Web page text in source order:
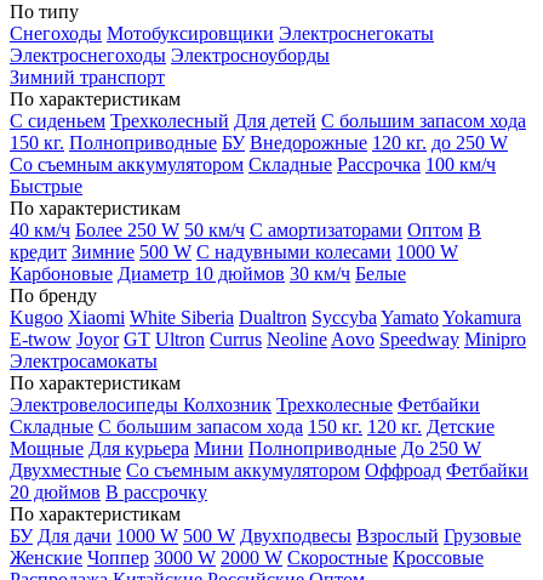
По типу
Снегоходы Мотобуксировщики Электроснегокаты
Электроснегоходы Электросноуборды
Зимний транспорт
По характеристикам
С сиденьем Трехколесный Для детей С большим запасом хода
150 кг. Полноприводные БУ Внедорожные 120 кг. до 250 W
Со съемным аккумулятором Складные Рассрочка 100 км/ч
Быстрые
По характеристикам
40 км/ч Более 250 W 50 км/ч С амортизаторами Оптом В
кредит Зимние 500 W С надувными колесами 1000 W
Карбоновые Диаметр 10 дюймов 30 км/ч Белые
По бренду
Kugoo Xiaomi White Siberia Dualtron Syccyba YamatoYokamura
E-twow Joyor GT Ultron Currus Neoline Aovo Speedway Minipro
Электросамокаты
По характеристикам
Электровелосипеды Колхозник Трехколесные Фетбайки
Складные С большим запасом хода 150 кг. 120 кг. Детские
Мощные Для курьера Мини Полноприводные До 250 W
Двухместные Со съемным аккумулятором Оффроад Фетбайки
20 дюймов В рассрочку
По характеристикам
БУ Для дачи 1000 W 500 W Двухподвесы Взрослый Грузовые
Женские Чоппер 3000 W 2000 W Скоростные Кроссовые